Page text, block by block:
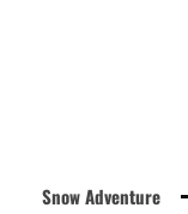
Snow Adventure